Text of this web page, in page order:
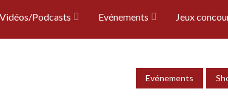
Vidéos/Podcasts Evénements Jeux
Evénements